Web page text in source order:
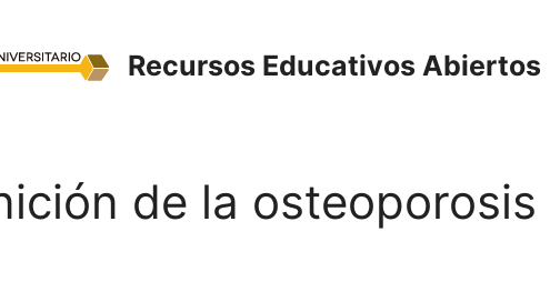
Recursos Educativos Abiertos
de la osteoporosis